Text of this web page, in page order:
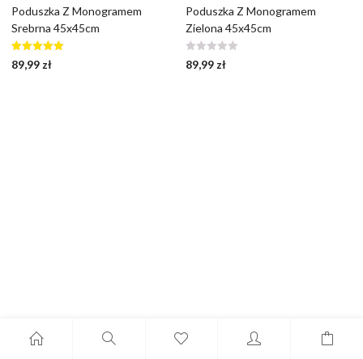
Poduszka Z Monogramem
Srebrna 45x45cm
Oceniono
5.00na 5
89,99 zł
Poduszka Z Monogramem
Zielona 45x45cm
89,99 zł